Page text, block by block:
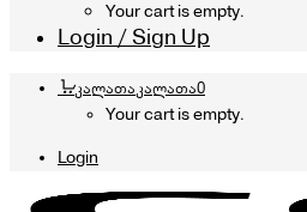
Your cart is empty.
Login / Sign Up
კალათაკალათა0
Your cart is empty.
Login